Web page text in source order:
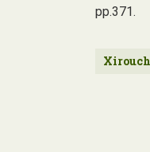
pp.371.